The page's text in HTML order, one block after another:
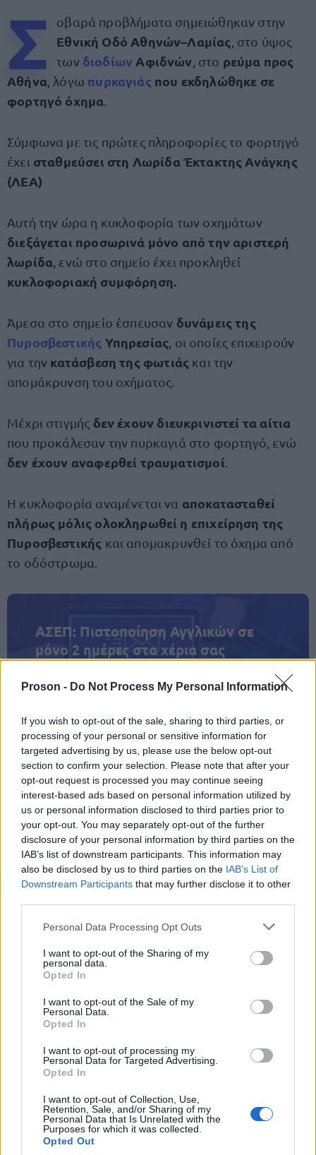
Proson - Do Not Process My Personal Information
If you wish to opt-out of the sale, sharing to third parties, or
processing of your personal or sensitive information for
targeted advertising by us, please use the below opt-out
section to confirm your selection. Please note that after your
opt-out request is processed you may continue seeing
interest-based ads based on personal information utilized by
us or personal information disclosed to third parties prior to
your opt-out. You may separately opt-out of the further
disclosure of your personal information by third parties on the
IAB’s list of downstream participants. This information may
also be disclosed by us to third parties on the IAB’s List of
Downstream Participants that may further disclose it to other
Please note that this website/app uses one or more Google
not limited to your visit or usage behaviour. You may click to
grant or deny consent to Google and its third-party tags to
use your data for below specified purposes in below Google
consent section.
Personal Data Processing Opt Outs
I want to opt-out of the Sharing of my
personal data.
Opted In
I want to opt-out of the Sale of my
Personal Data.
Opted In
I want to opt-out of processing my
Personal Data for Targeted Advertising.
Opted In
I want to opt-out of Collection, Use,
Retention, Sale, and/or Sharing of my
Personal Data that Is Unrelated with the
Purposes for which it was collected.
Opted Out
Σ οβαρά προβλήματα σημειώθηκαν στην
Εθνική Οδό Αθηνών–Λαμίας , στο ύψος
των διοδίων Αφιδνών , στο ρεύμα προς
Αθήνα , λόγω πυρκαγιάς που εκδηλώθηκε σε
φορτηγό όχημα
Σύμφωνα με τις πρώτες πληροφορίες το φορτηγό
έχει σταθμεύσει στη Λωρίδα Έκτακτης Ανάγκης
(ΛΕΑ)
Αυτή την ώρα η κυκλοφορία των οχημάτων
διεξάγεται προσωρινά μόνο από την αριστερή
λωρίδα , ενώ στο σημείο έχει προκληθεί
κυκλοφοριακή συμφόρηση.
Άμεσα στο σημείο έσπευσαν δυνάμεις της
Πυροσβεστικής Υπηρεσίας , οι οποίες επιχειρούν
για την κατάσβεση της φωτιάς και την
απομάκρυνση του οχήματος.
Μέχρι στιγμής δεν έχουν διευκρινιστεί τα αίτια
που προκάλεσαν την πυρκαγιά στο φορτηγό, ενώ
δεν έχουν αναφερθεί τραυματισμοί
Η κυκλοφορία αναμένεται να αποκατασταθεί
πλήρως μόλις ολοκληρωθεί η επιχείρηση της
Πυροσβεστικής και απομακρυνθεί το όχημα από
το οδόστρωμα.
ΑΣΕΠ: Πιστοποίηση Αγγλικών σε
μόνο 2 ημέρες στα χέρια σας
ΑΣΕΠ: Εξ αποστάσεως η πιο Εύκολη
Πιστοποίηση Υπολογιστών σε 2
μέρες
Μάθε πρώτος όλες τις σημαντικές
ειδήσεις.
Βάλε το proson.gr στα αποτελέσματα
αναζήτησης της Google
Δημοφιλείς Ειδήσεις
ΕΟΠΥΥ: Επίδομα έως 150 ευρώ – Ποιοι
ασφαλισμένοι το δικαιούνται